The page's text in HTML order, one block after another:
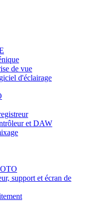
de vue
d'éclairage
et DAW
support et écran de